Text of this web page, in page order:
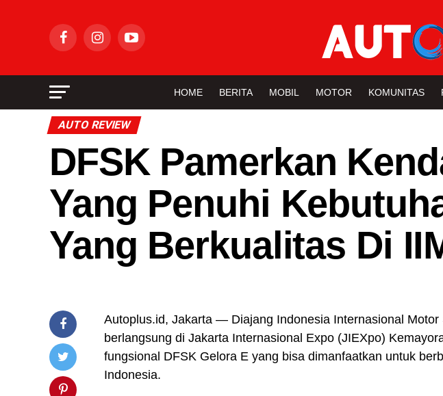
HOME BERITA MOBIL MOTOR KOMUNITAS
AUTO REVIEW
DFSK Pamerkan
Yang Penuhi
Yang Berkualitas Di
Autoplus.id, Jakarta — Diajang Indonesia Internasional Motor
berlangsung di Jakarta Internasional Expo (JIEXpo)
fungsional DFSK Gelora E yang bisa dimanfaatkan untuk
Indonesia.